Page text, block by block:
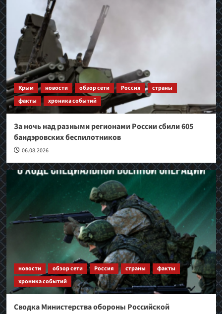
Крым новости обзор сети Россия
страны
факты
хроника событий
За ночь над разными регионами России сбили 605
бандэровских беспилотников
06.08.2026
новости обзор сети Россия страны
факты
хроника событий
Сводка Министерства обороны Российской